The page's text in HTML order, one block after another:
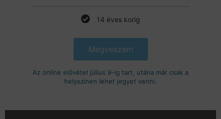
14 éves korig
Megveszem
Az online elővétel július 9-ig tart, utána már csak a
helyszínen lehet jegyet venni.